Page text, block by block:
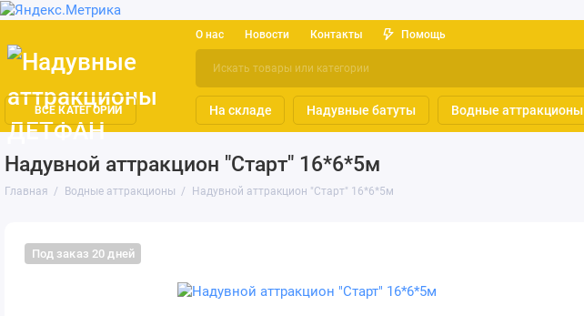
О нас Новости Контакты Помощь
ВСЕ КАТЕГОРИИ На складе Надувные батуты Водные аттракционы
Надувной аттракцион "Старт" 16*6*5м
Главная Водные аттракционы Надувной аттракцион "Старт" 16*6*5м
Под заказ 20 дней